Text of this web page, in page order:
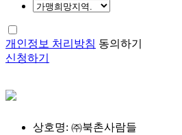
개인정보 처리방침 동의하기
신청하기
상호명: ㈜북촌사람들